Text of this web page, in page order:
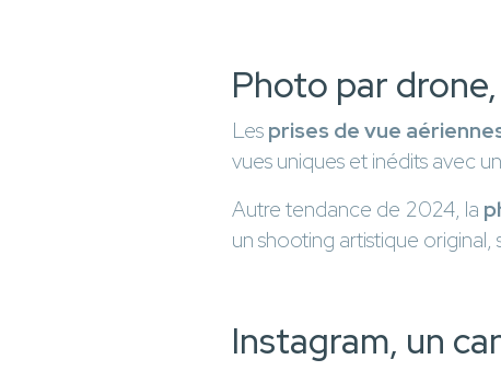
Photo par
Lesprises de vue
vues uniques et inédits avec
Autre tendance de 2024, la
un shooting artistique original,
Instagram, un